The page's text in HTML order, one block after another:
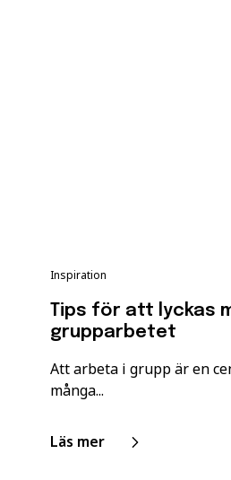
Inspiration
Tips för att lyckas
grupparbetet
Att arbeta i grupp är en
många...
Läs mer